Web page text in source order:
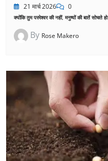
21 मार्च 2026 0
क्योंकि तुम परमेश्वर की नहीं, मनुष्यों की बातें सोचते हो
By Rose Makero